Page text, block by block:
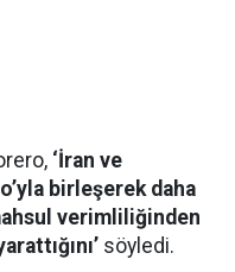
‘İran ve
birleşerek daha
verimliliğinden
söyledi.